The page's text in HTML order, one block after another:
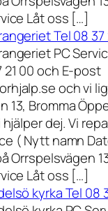
Låt oss […]
Tel 08 37
PC
21 00 och E-post
och vi
13, Bromma
dej. Vi
( Nytt namn
Orrspelsvägen
Låt oss […]
kyrka Tel 08